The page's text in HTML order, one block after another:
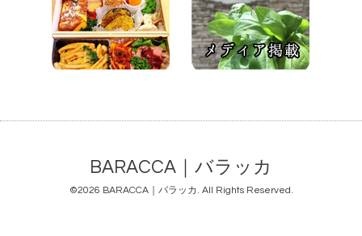
BARACCA｜バラッカ
©2026 BARACCA｜バラッカ . All Rights Reserved.